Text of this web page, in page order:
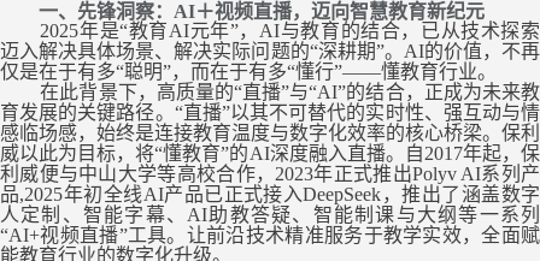
一、 先锋洞察： AI＋视频直播， 迈向智慧教育新纪元
2025年是“教育AI元年”，AI与教育的结合，已从技术探索
迈入解决具体场景、解决实际问题的“深耕期”。AI的价值，不再
仅是在于有多“聪明”，而在于有多“懂行”——懂教育行业。
在此背景下，高质量的“直播”与“AI”的结合，正成为未来教
育发展的关键路径。“直播”以其不可替代的实时性、强互动与情
感临场感，始终是连接教育温度与数字化效率的核心桥梁。保利
威以此为目标，将“懂教育”的AI深度融入直播。自2017年起，保
利威便与中山大学等高校合作，2023年正式推出Polyv AI系列产
品,2025年初全线AI产品已正式接入DeepSeek，推出了涵盖数字
人定制、智能字幕、AI助教答疑、智能制课与大纲等一系列
“AI+视频直播”工具。让前沿技术精准服务于教学实效，全面赋
能教育行业的数字化升级。